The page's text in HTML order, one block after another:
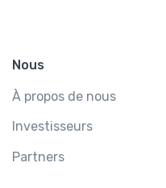
Nous
À propos de nous
Investisseurs
Partners